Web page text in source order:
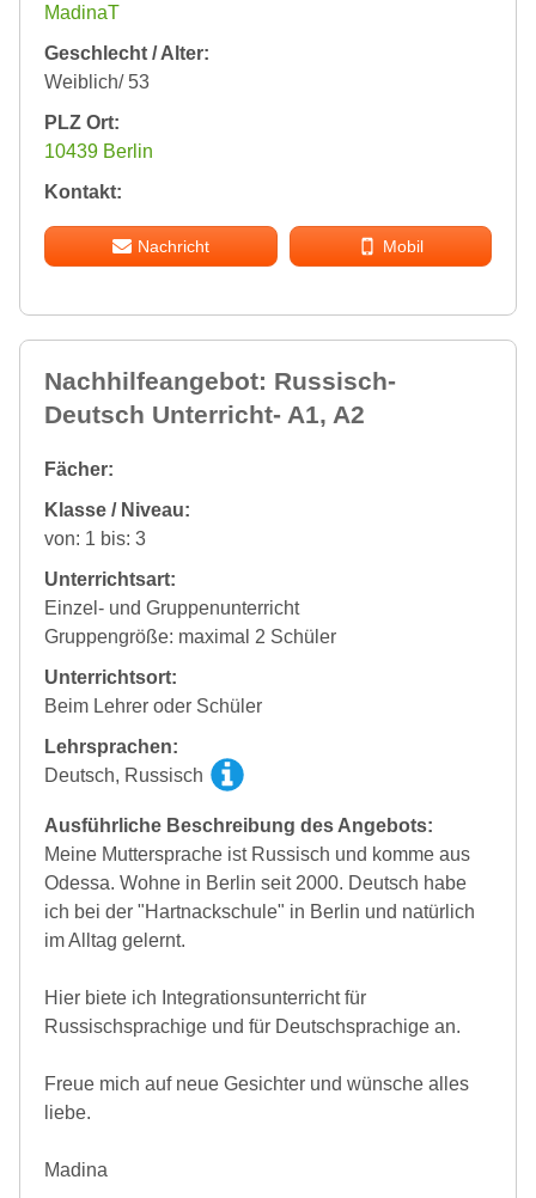
MadinaT
Geschlecht / Alter:
Weiblich/ 53
PLZ Ort:
10439 Berlin
Kontakt:
Nachricht Mobil
Nachhilfeangebot: Russisch-
Deutsch Unterricht- A1, A2
Fächer:
Klasse / Niveau:
von: 1 bis: 3
Unterrichtsart:
Einzel- und Gruppenunterricht
Gruppengröße: maximal 2 Schüler
Unterrichtsort:
Beim Lehrer oder Schüler
Lehrsprachen:
Deutsch, Russisch
Ausführliche Beschreibung des Angebots:
Meine Muttersprache ist Russisch und komme aus
Odessa. Wohne in Berlin seit 2000. Deutsch habe
ich bei der "Hartnackschule" in Berlin und natürlich
im Alltag gelernt.
Hier biete ich Integrationsunterricht für
Russischsprachige und für Deutschsprachige an.
Freue mich auf neue Gesichter und wünsche alles
liebe.
Madina